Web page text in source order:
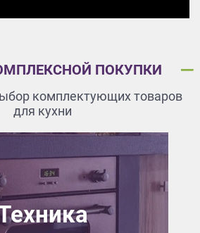
ПОКУПКИ
комплектующих товаров
для кухни